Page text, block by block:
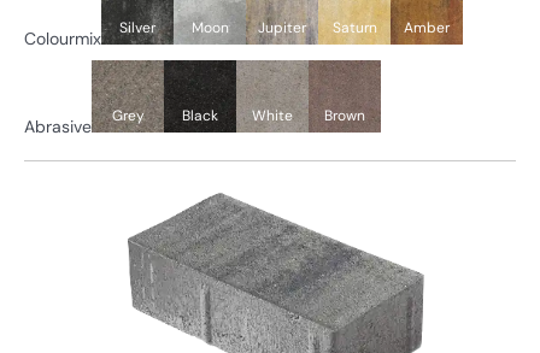
Colourmix Silver Moon Jupiter Saturn Amber
Abrasive Grey Black White Brown